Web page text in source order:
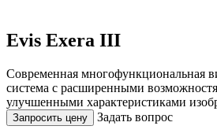
Evis Exera III
Современная многофункциональная
система с расширенными
улучшенными характеристиками
Запросить цену Задать вопрос